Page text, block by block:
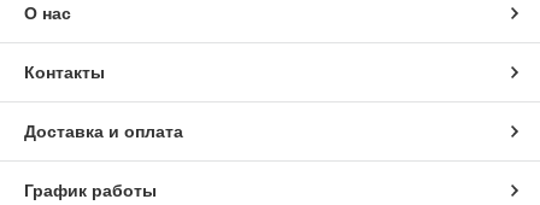
О нас
Контакты
Доставка и оплата
График работы